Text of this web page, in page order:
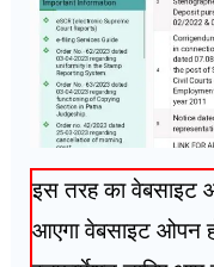
इस तरह का वेबसाइट
आएगा वेबसाइट ओपन